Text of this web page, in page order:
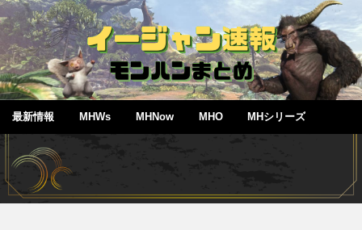
最新情報 MHWs MHNow MHO MHシリーズ